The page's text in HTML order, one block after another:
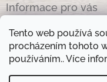
Tento web používá
procházením tohoto
používáním.. Více
Informace pro vás
Obchodní podmínky
Podmínky ochrany osobních
Kontakty